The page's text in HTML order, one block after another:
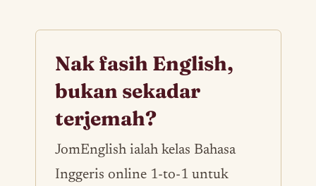
Nak fasih English,
bukan sekadar
terjemah?
JomEnglish ialah kelas Bahasa
Inggeris online 1-to-1 untuk